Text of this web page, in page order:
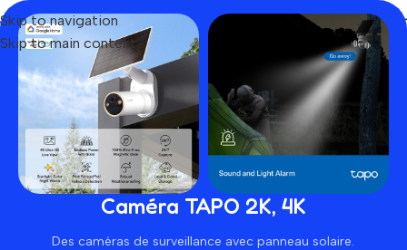
Skip to navigation
Skip to main content
Caméra TAPO 2K, 4K
Des caméras de surveillance avec panneau solaire.
Home Produit Mikrotik hEX RB750Gr3
SOLD OUT